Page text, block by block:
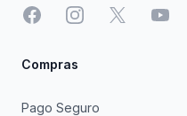
FacebookInstagram
X
Compras
Pago Seguro